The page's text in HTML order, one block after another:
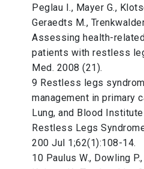
Peglau I., Mayer G.,
Geraedts M.,
Assessing health-
patients with restless
Med. 2008 (21).
9 Restless legs
management in primary
Lung, and Blood
Restless Legs
200 Jul 1;62(1):108-14.
10 Paulus W., Dowling